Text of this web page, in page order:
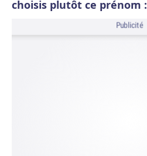
choisis plutôt ce prénom :
Publicité